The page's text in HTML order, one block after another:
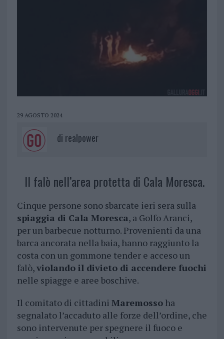
29 AGOSTO 2024
di realpower
Il falò nell’area protetta di Cala Moresca.
Cinque persone sono sbarcate ieri sera sulla
spiaggia di Cala Moresca, a Golfo Aranci,
per un barbecue notturno. Provenienti da una
barca ancorata nella baia, hanno raggiunto la
costa con un gommone tender e acceso un
falò,violando il divieto di accendere fuochi
nelle spiagge e aree boschive.
Il comitato di cittadini Maremossoha
segnalato l’accaduto alle forze dell’ordine, che
sono intervenute per spegnere il fuoco e